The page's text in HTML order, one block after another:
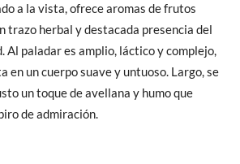
a la vista, ofrece aromas de frutos
trazo herbal y destacada presencia del
Al paladar es amplio, láctico y complejo,
en un cuerpo suave y untuoso. Largo, se
un toque de avellana y humo que
de admiración.